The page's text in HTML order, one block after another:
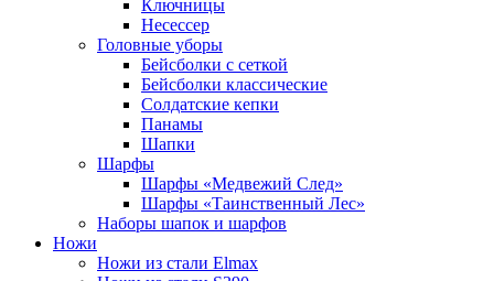
Ключницы
Несессер
Головные уборы
Бейсболки с сеткой
Бейсболки классические
Солдатские кепки
Панамы
Шапки
Шарфы
Шарфы «Медвежий След»
Шарфы «Таинственный Лес»
Наборы шапок и шарфов
Ножи
Ножи из стали Elmax